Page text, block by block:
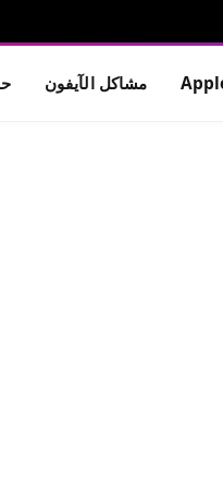
مشاكل الآيفون